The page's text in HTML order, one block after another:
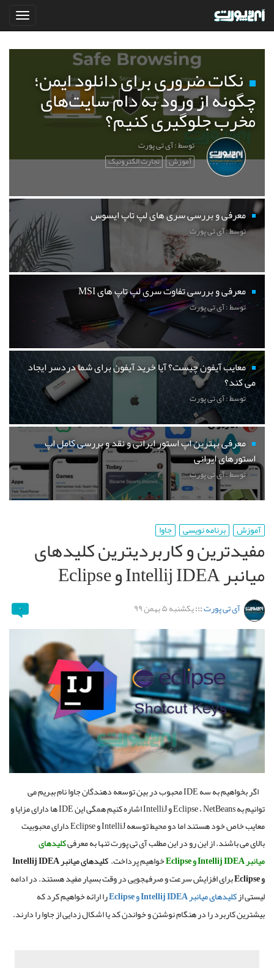
نکات ضروری برای دانلود ایمن؛
چگونه از ورود به دام سایت‌های
مخرب جلوگیری کنیم؟
توسط : آی تی پورت
آموزش تجارت الکترونیک
معرفی و بررسی سری های لپ تاپ ایسوس
توسط : آی تی پورت
معرفی و بررسی تفاوت سری لپ تاپ های MSI
توسط : آی تی پورت
معایب آیفون چیست؟ آیا خرید آیفون برای شما دردسر ایجاد
می کند؟
توسط : آی تی پورت
معرفی بهترین اپ استور ایرانی و نقد و بررسی کامل اپ
استورهای ایرانی
توسط : آی تی پورت
آموزش برنامه نویسی جاوا
مفیدترین و کاربردیترین کلیدهای
میانبر Intellij IDEA و Eclipse
آی تی پورت:::یکشنبه ۵ بهمن ۹۹ ۰
اگر بخواهیم به سه IDE محبوب در بین توسعه دهندگان جاوا نام ببریم می
توانیم به Eclipse ، NetBeans و IntelliJ اشاره کنیم همگی این IDE ها دارای مزایا و
معایب خاص خود هستند اما دو محیط توسعه IntelliJ و Eclipse دارای محبوبیت
بالای می باشند. از این رو در این مطلب آی تی پورت تنها به معرفیکلیدهای
میانبرIntellij IDEAو خواهیم پرداخت.کلیدهایمیانبرIntellij IDEA
و
برای افزایش سرعت و صرفهجویی در وقت بسیار مفید هستند.در ادامه
لیستی ازکلیدهای میانبر Intellij IDEA و Eclipse
را ارائه خواهیم کرد که
بیشترین کاربرد را در هنگام نوشتن و خواندن کد یا اشکال زدایی از جاوا را دارند.